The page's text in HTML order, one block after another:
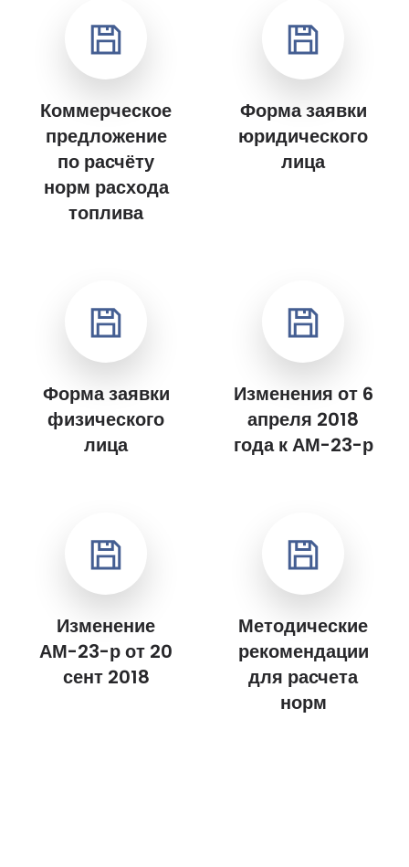
Коммерческое
предложение
по расчёту
норм расхода
топлива
Форма заявки
юридического
лица
Форма заявки
физического
лица
Изменения от 6
апреля 2018
года к АМ-23-р
Изменение
АМ-23-р от 20
сент 2018
Методические
рекомендации
для расчета
норм